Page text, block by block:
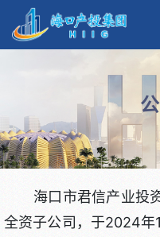
海口市君信产业投
全资子公司，于2024年